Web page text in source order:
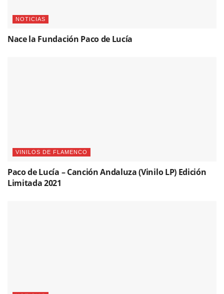
NOTICIAS
Nace la Fundación Paco de Lucía
VINILOS DE FLAMENCO
Paco de Lucía – Canción Andaluza (Vinilo LP) Edición
Limitada 2021